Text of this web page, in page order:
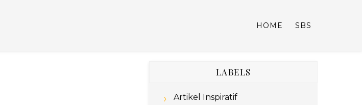
HOME SBS
LABELS
Artikel Inspiratif